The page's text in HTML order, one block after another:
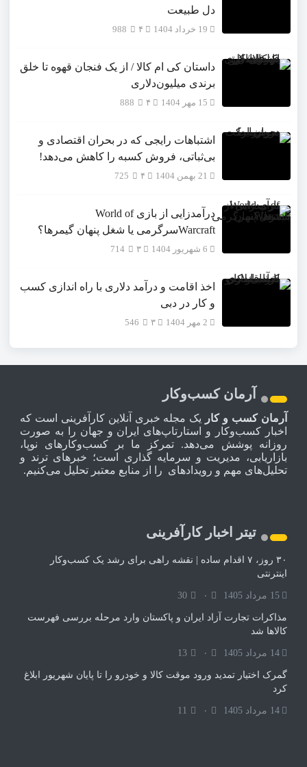
دل طبیعت
19 خرداد 1404 988
داستان کی ام کالا / از یک فنجان قهوه تا خلق
برندی میلیون‌دلاری
15 مهر 1404 888
اشتباهات رایجی که در بحران اقتصادی و
بی‌ثباتی، فروش کسبه را کاهش می‌دهد!
21 بهمن 1404 725
درآمدزایی از بازی World of
Warcraftسرگرمی یا شغل پنهان گیمرها؟
6 شهریور 1404 714
اخذ اقامت و درآمد دلاری با راه اندازی کسب
و کار در دبی
2 مهر 1404 546
آرمان کسب‌وکار
آرمان کسب و کار
یک مجله خبری آنلاین کارآفرینی است که
اخبار کسب‌وکار و استارتاپ‌های ایران و جهان را به صورت
روزانه پوشش می‌دهد. تمرکز ما بر کسب‌وکارهای نوپا،
بازاریابی، مدیریت و سرمایه گذاری است؛ خبرهای ترند و
تحلیل‌های مهم و رویدادهای را از منابع معتبر تحلیل می‌کنیم.
تیتر اخبار کارآفرینی
۳۰ روز، ۷ اقدام ساده | نقشه راهی برای رشد یک کسب‌وکار
اینترنتی
15 مرداد 1405 30
مذاکرات تجارت آزاد ایران و پاکستان وارد مرحله بررسی فهرست
کالاها شد
14 مرداد 1405 13
گمرک اختیار تمدید ورود موقت کالا و خودرو را تا پایان شهریور ابلاغ
کرد
14 مرداد 1405 11